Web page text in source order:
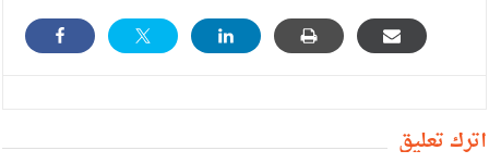
أترك تعليق